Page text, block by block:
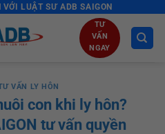
LUẬT SƯ ADB SAIGON
TƯ
VẤN
NGAY
VẤN LY HÔN
con khi ly hôn?
tư vấn quyền